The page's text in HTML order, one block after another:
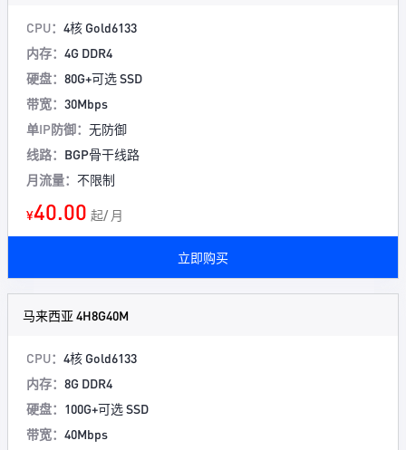
CPU： 4核 Gold6133
内存： 4G DDR4
硬盘： 80G+可选 SSD
带宽： 30Mbps
单IP防御： 无防御
线路： BGP骨干线路
月流量： 不限制
¥40.00 起/ 月
立即购买
马来西亚 4H8G40M
CPU： 4核 Gold6133
内存： 8G DDR4
硬盘： 100G+可选 SSD
带宽： 40Mbps